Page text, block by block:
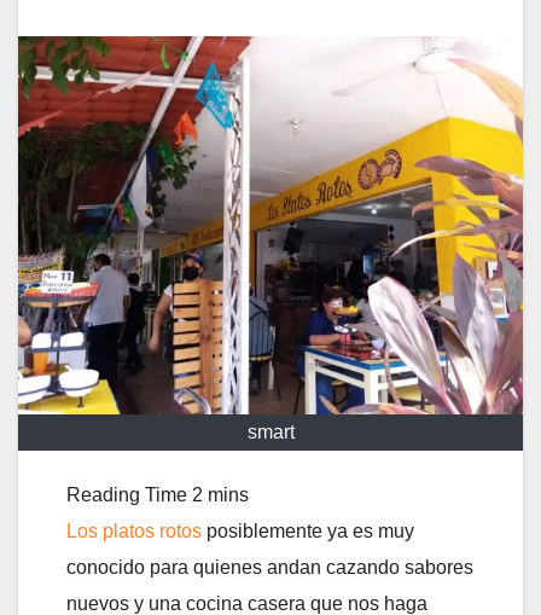
smart
Los platos rotos posiblemente ya es muy
conocido para quienes andan cazando sabores
nuevos y una cocina casera que nos haga